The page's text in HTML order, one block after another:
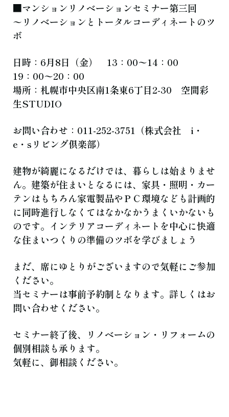
■マンションリノベーションセミナー第三回
〜リノベーションとトータルコーディネートのツ
ボ
日時：6月8日（金） 13：00〜14：00
19：00〜20：00
場所：札幌市中央区南1条東6丁目2-30 空間彩
生STUDIO
お問い合わせ：011-252-3751（株式会社 i・
e・sリビング倶楽部）
建物が綺麗になるだけでは、暮らしは始まりませ
ん。建築が住まいとなるには、家具・照明・カー
テンはもちろん家電製品やＰＣ環境なども計画的
に同時進行しなくてはなかなかうまくいかないも
のです。インテリアコーディネートを中心に快適
な住まいつくりの準備のツボを学びましょう
まだ、席にゆとりがございますので気軽にご参加
ください。
当セミナーは事前予約制となります。詳しくはお
問い合わせください。
セミナー終了後、リノベーション・リフォームの
個別相談も承ります。
気軽に、御相談ください。